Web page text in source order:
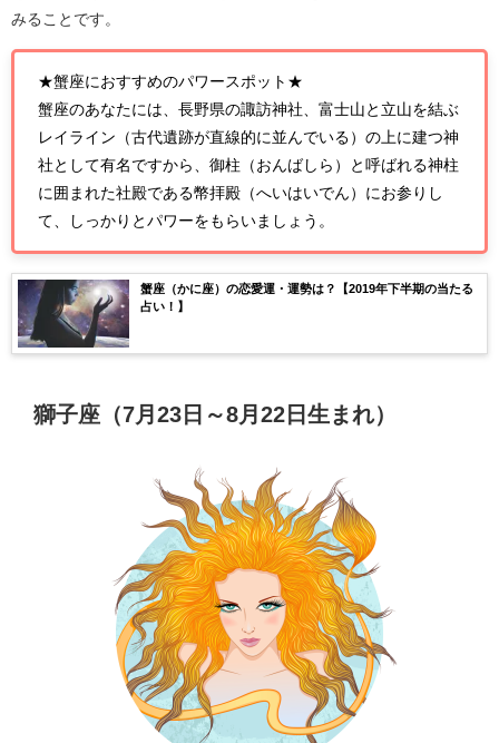
みることです。
★蟹座におすすめのパワースポット★
蟹座のあなたには、長野県の諏訪神社、富士山と立山を結ぶ
レイライン（古代遺跡が直線的に並んでいる）の上に建つ神
社として有名ですから、御柱（おんばしら）と呼ばれる神柱
に囲まれた社殿である幣拝殿（へいはいでん）にお参りし
て、しっかりとパワーをもらいましょう。
蟹座（かに座）の恋愛運・運勢は？【2019年下半期の当たる
占い！】
獅子座（7月23日～8月22日生まれ）